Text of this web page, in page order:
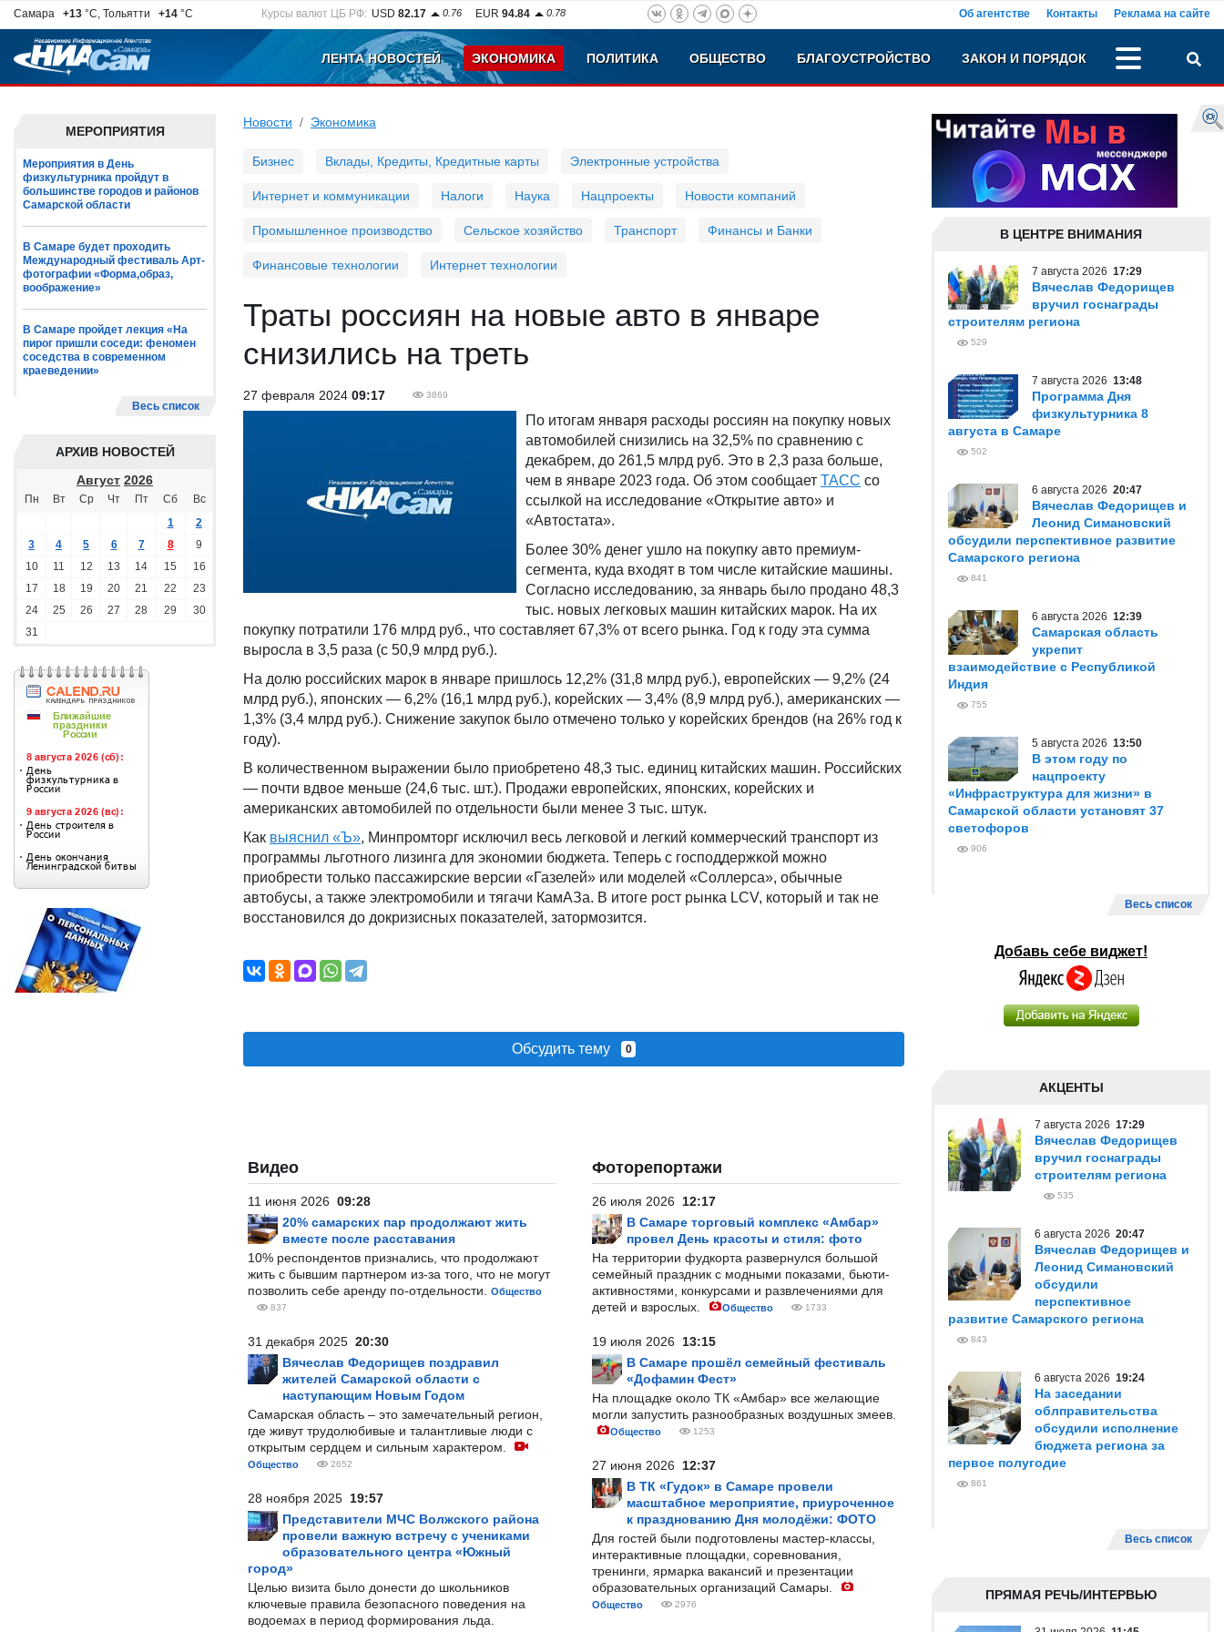
Самара +13 °C, Тольятти +14 °C Курсы валют ЦБ РФ: USD 82.17 0.76 EUR 94.84 0.78 Об агентстве Контакты Реклама на сайте
ЛЕНТА НОВОСТЕЙ ЭКОНОМИКА ПОЛИТИКА ОБЩЕСТВО БЛАГОУСТРОЙСТВО ЗАКОН И ПОРЯДОК
МЕРОПРИЯТИЯ
Мероприятия в День
физкультурника пройдут в
большинстве городов и районов
Самарской области
В Самаре будет проходить
Международный фестиваль Арт-
фотографии «Форма,образ,
воображение»
В Самаре пройдет лекция «На
пирог пришли соседи: феномен
соседства в современном
краеведении»
Весь список
АРХИВ НОВОСТЕЙ
Август 2026
Пн Вт Ср Чт Пт Сб
Вс
1
2
3
4 5 6 7 8
9
10
11 12 13 14 15
16
17
18 19 20 21 22
23
24
25 26 27 28 29
30
31
Новости Экономика
Бизнес Вклады, Кредиты, Кредитные карты Электронные устройства
Интернет и коммуникации Налоги Наука Нацпроекты Новости компаний
Промышленное производство Сельское хозяйство Транспорт Финансы и Банки
Финансовые технологии Интернет технологии
Траты россиян на новые авто в январе
снизились на треть
27 февраля 2024 09:17 3869
По итогам января расходы россиян на покупку новых
автомобилей снизились на 32,5% по сравнению с
декабрем, до 261,5 млрд руб. Это в 2,3 раза больше,
чем в январе 2023 года. Об этом сообщает ТАСС со
ссылкой на исследование «Открытие авто» и
«Автостата».
Более 30% денег ушло на покупку авто премиум-
сегмента, куда входят в том числе китайские машины.
Согласно исследованию, за январь было продано 48,3
тыс. новых легковых машин китайских марок. На их
покупку потратили 176 млрд руб., что составляет 67,3% от всего рынка. Год к году эта сумма
выросла в 3,5 раза (с 50,9 млрд руб.).
На долю российских марок в январе пришлось 12,2% (31,8 млрд руб.), европейских — 9,2% (24
млрд руб.), японских — 6,2% (16,1 млрд руб.), корейских — 3,4% (8,9 млрд руб.), американских —
1,3% (3,4 млрд руб.). Снижение закупок было отмечено только у корейских брендов (на 26% год к
году).
В количественном выражении было приобретено 48,3 тыс. единиц китайских машин. Российских
— почти вдвое меньше (24,6 тыс. шт.). Продажи европейских, японских, корейских и
американских автомобилей по отдельности были менее 3 тыс. штук.
Как выяснил «Ъ», Минпромторг исключил весь легковой и легкий коммерческий транспорт из
программы льготного лизинга для экономии бюджета. Теперь с господдержкой можно
приобрести только пассажирские версии «Газелей» или моделей «Соллерса», обычные
автобусы, а также электромобили и тягачи КамАЗа. В итоге рост рынка LCV, который и так не
восстановился до докризисных показателей, затормозится.
Обсудить тему 0
Видео
11 июня 2026 09:28
20% самарских пар продолжают жить
вместе после расставания
10% респондентов признались, что продолжают
жить с бывшим партнером из-за того, что не могут
позволить себе аренду по-отдельности.
Общество
837
31 декабря 2025 20:30
Вячеслав Федорищев поздравил
жителей Самарской области с
наступающим Новым Годом
Самарская область – это замечательный регион,
где живут трудолюбивые и талантливые люди с
открытым сердцем и сильным характером.
Общество 2652
28 ноября 2025 19:57
Представители МЧС Волжского района
провели важную встречу с учениками
образовательного центра «Южный
город»
Целью визита было донести до школьников
ключевые правила безопасного поведения на
водоемах в период формирования льда.
Фоторепортажи
26 июля 2026 12:17
В Самаре торговый комплекс «Амбар»
провел День красоты и стиля: фото
На территории фудкорта развернулся большой
семейный праздник с модными показами, бьюти-
активностями, конкурсами и развлечениями для
детей и взрослых.
Общество 1733
19 июля 2026 13:15
В Самаре прошёл семейный фестиваль
«Дофамин Фест»
На площадке около ТК «Амбар» все желающие
могли запустить разнообразных воздушных змеев.
Общество 1253
27 июня 2026 12:37
В ТК «Гудок» в Самаре провели
масштабное мероприятие, приуроченное
к празднованию Дня молодёжи: ФОТО
Для гостей были подготовлены мастер-классы,
интерактивные площадки, соревнования,
тренинги, ярмарка вакансий и презентации
образовательных организаций Самары.
Общество 2976
В ЦЕНТРЕ ВНИМАНИЯ
7 августа 2026 17:29
Вячеслав Федорищев
вручил госнаграды
строителям региона
529
7 августа 2026 13:48
Программа Дня
физкультурника 8
августа в Самаре
502
6 августа 2026 20:47
Вячеслав Федорищев и
Леонид Симановский
обсудили перспективное развитие
Самарского региона
841
6 августа 2026 12:39
Самарская область
укрепит
взаимодействие с Республикой
Индия
755
5 августа 2026 13:50
В этом году по
нацпроекту
«Инфраструктура для жизни» в
Самарской области установят 37
светофоров
906
Весь список
Добавь себе виджет!
АКЦЕНТЫ
7 августа 2026 17:29
Вячеслав Федорищев
вручил госнаграды
строителям региона
535
6 августа 2026 20:47
Вячеслав Федорищев и
Леонид Симановский
обсудили
перспективное
развитие Самарского региона
843
6 августа 2026 19:24
На заседании
облправительства
обсудили исполнение
бюджета региона за
первое полугодие
861
Весь список
ПРЯМАЯ РЕЧЬ/ИНТЕРВЬЮ